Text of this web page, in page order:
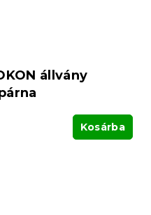
állvány
Kosárba